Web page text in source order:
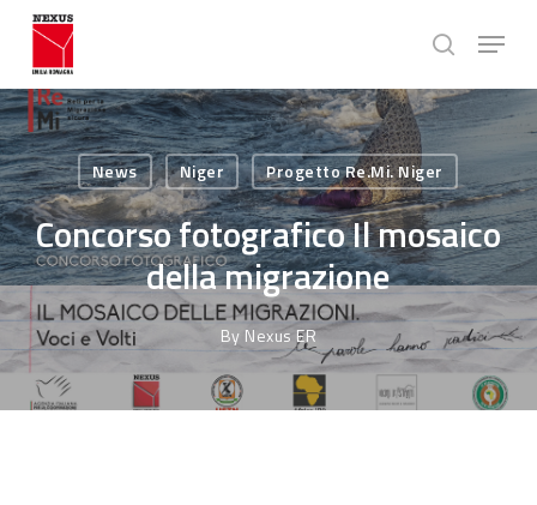
Skip
main
content
search
Menu
News Niger Progetto Re.Mi. Niger
Concorso fotografico Il mosaico
della migrazione
By Nexus ER
Menu